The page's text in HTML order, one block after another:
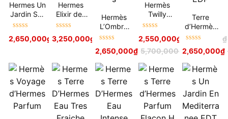
Hermes Un
Jardin Sur
Le Toil
hạng5sao 5,900,000
2,650,000₫
Hermes
Elixir des
Merveilles
hạng5sao 5,900,000 ₫
3,250,000₫
Hermès
L’Ombre
des
hạng5sao 5,700,000₫
2,650,000₫
Hermès
Twilly
d’Hermès
Poivrée
hạng5sao 5,500,000₫
2,550,000₫
Terre
d’Hermès
Eau
Vétiver
hạng5sao
2,650,000₫